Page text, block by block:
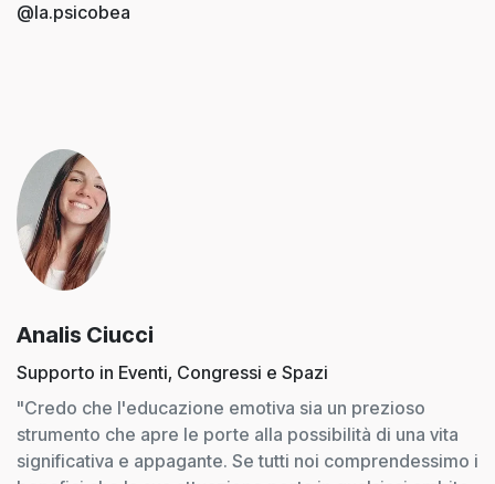
@la.psicobea
Analis Ciucci
Supporto in Eventi, Congressi e Spazi
"Credo che l'educazione emotiva sia un prezioso
strumento che apre le porte alla possibilità di una vita
significativa e appagante. Se tutti noi comprendessimo i